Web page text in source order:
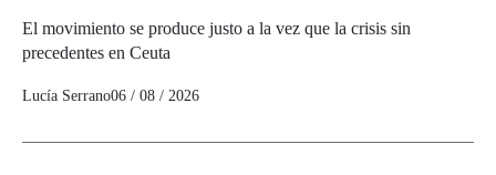
El movimiento se produce justo a la vez que la crisis sin
precedentes en Ceuta
Lucía Serrano06 / 08 / 2026